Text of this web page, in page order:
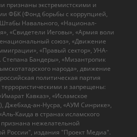
признаны экстремистскими и
ФБК (Фонд борьбы с коррупцией,
Навального, «Национал-
«Свидетели Иеговы», «Армия воли
союз», «Движение
«Правый сектор», УНА-
Бандеры», «Мизантропик
народа», движение
политическая партия
и запрещены:
Кавказ», «Исламское
Джебхад-ан-Нусра, «АУМ Синрике»,
Каида в странах исламского
нежелательной
России", издания "Проект Медиа".